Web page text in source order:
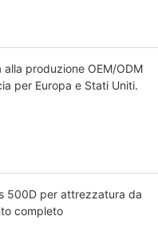
alla produzione OEM/ODM
per Europa e Stati Uniti.
500D per attrezzatura da
completo